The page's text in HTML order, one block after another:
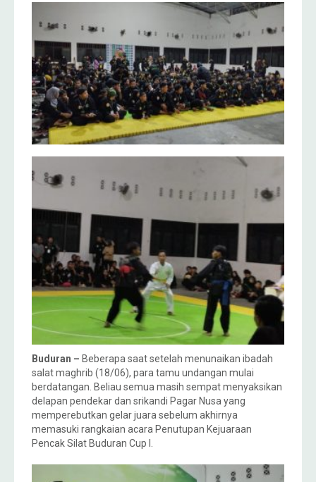
Buduran – Beberapa saat setelah menunaikan ibadah
salat maghrib (18/06), para tamu undangan mulai
berdatangan. Beliau semua masih sempat menyaksikan
delapan pendekar dan srikandi Pagar Nusa yang
memperebutkan gelar juara sebelum akhirnya
memasuki rangkaian acara Penutupan Kejuaraan
Pencak Silat Buduran Cup I.